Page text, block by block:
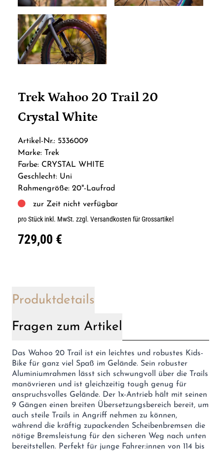
Trek Wahoo 20 Trail 20
Crystal White
Artikel-Nr.: 5336009
Marke: Trek
Farbe: CRYSTAL WHITE
Geschlecht: Uni
Rahmengröße: 20"-Laufrad
zur Zeit nicht verfügbar
pro Stück inkl. MwSt. zzgl. Versandkosten für Grossartikel
729,00 €
Produktdetails
Fragen zum Artikel
Das Wahoo 20 Trail ist ein leichtes und robustes Kids-
Bike für ganz viel Spaß im Gelände. Sein robuster
Aluminiumrahmen lässt sich schwungvoll über die Trails
manövrieren und ist gleichzeitig tough genug für
anspruchsvolles Gelände. Der 1x-Antrieb hält mit seinen
9 Gängen einen breiten Übersetzungsbereich bereit, um
auch steile Trails in Angriff nehmen zu können,
während die kräftig zupackenden Scheibenbremsen die
nötige Bremsleistung für den sicheren Weg nach unten
bereitstellen. Perfekt für junge Fahrer:innen von 114 bis